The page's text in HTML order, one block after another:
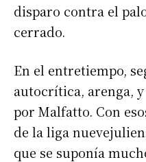
disparo contra el
cerrado.
En el entretiempo,
autocrítica, arenga,
por Malfatto. Con
de la liga
que se suponía